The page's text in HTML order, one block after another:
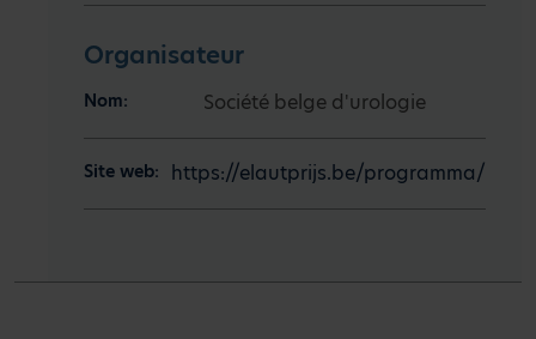
Organisateur
Nom: Société belge d'urologie
Site web: https://elautprijs.be/programma/